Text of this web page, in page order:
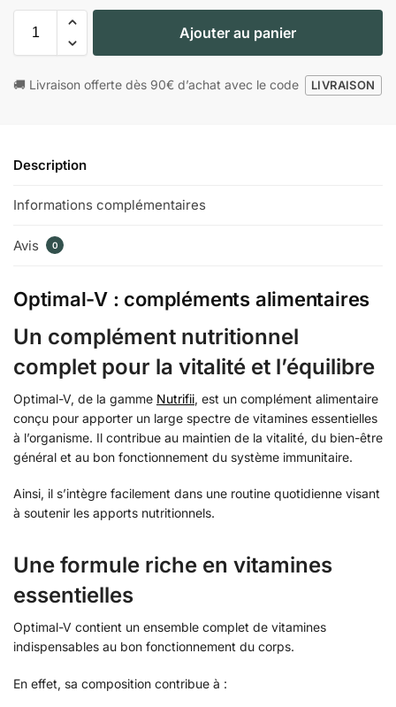
Ajouter au panier
🚚 Livraison offerte dès 90€ d’achat avec le code LIVRAISON
Description
Informations complémentaires
Avis 0
Optimal-V : compléments alimentaires
Un complément nutritionnel
complet pour la vitalité et l’équilibre
Optimal-V, de la gamme Nutrifii, est un complément alimentaire
conçu pour apporter un large spectre de vitamines essentielles
à l’organisme. Il contribue au maintien de la vitalité, du bien-être
général et au bon fonctionnement du système immunitaire.
Ainsi, il s’intègre facilement dans une routine quotidienne visant
à soutenir les apports nutritionnels.
Une formule riche en vitamines
essentielles
Optimal-V contient un ensemble complet de vitamines
indispensables au bon fonctionnement du corps.
En effet, sa composition contribue à :